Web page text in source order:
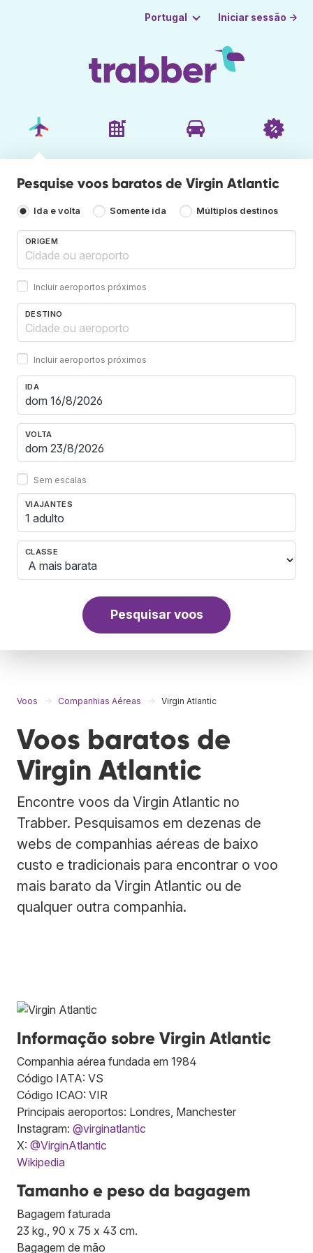
Portugal Iniciar sessão →
Pesquise voos baratos de Virgin Atlantic
Ida e volta Somente ida Múltiplos destinos
ORIGEM
Incluir aeroportos próximos
DESTINO
Incluir aeroportos próximos
IDA
VOLTA
Sem escalas
VIAJANTES
1 adulto
CLASSE
Pesquisar voos
Voos Companhias Aéreas Virgin Atlantic
Voos baratos de
Virgin Atlantic
Encontre voos da Virgin Atlantic no
Trabber. Pesquisamos em dezenas de
webs de companhias aéreas de baixo
custo e tradicionais para encontrar o voo
mais barato da Virgin Atlantic ou de
qualquer outra companhia.
Informação sobre Virgin Atlantic
Companhia aérea fundada em 1984
Código IATA: VS
Código ICAO: VIR
Principais aeroportos: Londres, Manchester
Instagram: @virginatlantic
X: @VirginAtlantic
Wikipedia
Tamanho e peso da bagagem
Bagagem faturada
23 kg., 90 x 75 x 43 cm.
Bagagem de mão